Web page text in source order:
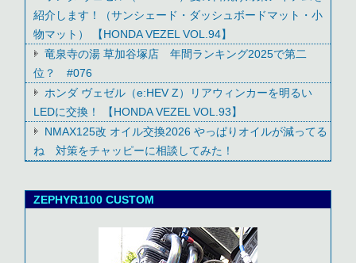
紹介します！（サンシェード・ダッシュボードマット・小
物マット） 【HONDA VEZEL VOL.94】
竜泉寺の湯 草加谷塚店 年間ランキング2025で第二
位？ #076
ホンダ ヴェゼル（e:HEV Z）リアウィンカーを明るい
LEDに交換！ 【HONDA VEZEL VOL.93】
NMAX125改 オイル交換2026 やっぱりオイルが減ってる
ね 対策をチャッピーに相談してみた！
ZEPHYR1100 CUSTOM